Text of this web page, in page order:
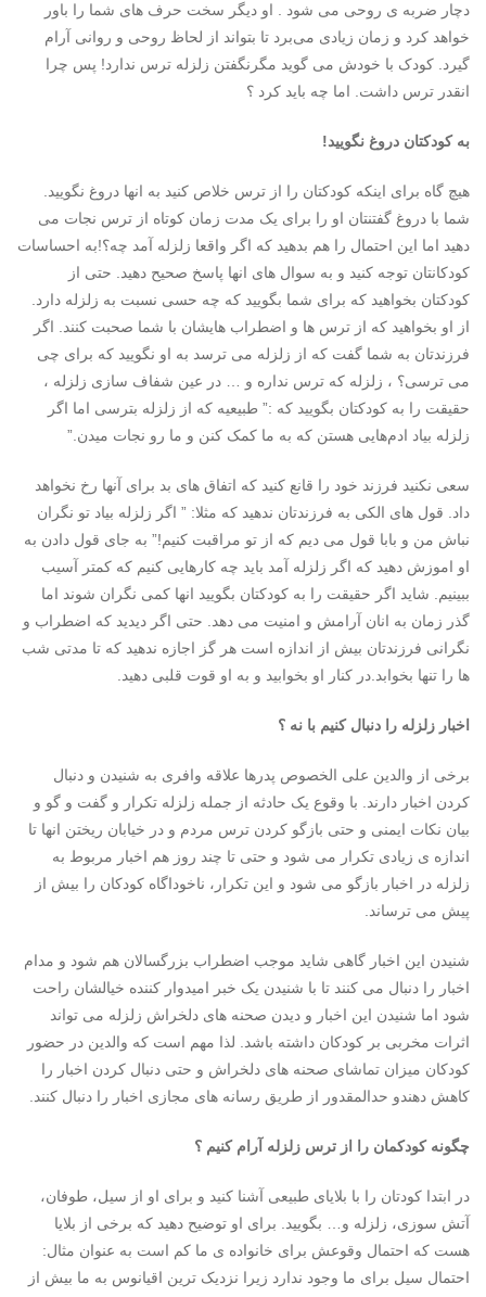
دچار ضربه ی روحی می شود . او دیگر سخت حرف های شما را باور
خواهد کرد و زمان زیادی می‌برد تا بتواند از لحاظ روحی و روانی آرام
گیرد. کودک با خودش می گوید مگرنگفتن زلزله ترس ندارد! پس چرا
انقدر ترس داشت. اما چه باید کرد ؟
به کودکتان دروغ نگویید!
هیچ گاه برای اینکه کودکتان را از ترس خلاص کنید به انها دروغ نگویید.
شما با دروغ گفتنتان او را برای یک مدت زمان کوتاه از ترس نجات می
دهید اما این احتمال را هم بدهید که اگر واقعا زلزله آمد چه؟!به احساسات
کودکانتان توجه کنید و به سوال های انها پاسخ صحیح دهید. حتی از
کودکتان بخواهید که برای شما بگویید که چه حسی نسبت به زلزله دارد.
از او بخواهید که از ترس ها و اضطراب هایشان با شما صحبت کنند. اگر
فرزندتان به شما گفت که از زلزله می ترسد به او نگویید که برای چی
می ترسی؟ ، زلزله که ترس نداره و … در عین شفاف سازی زلزله ،
حقیقت را به کودکتان بگویید که :” طبیعیه که از زلزله بترسی اما اگر
زلزله بیاد ادم‌هایی هستن که به ما کمک کنن و ما رو نجات میدن.”
سعی نکنید فرزند خود را قانع کنید که اتفاق های بد برای آنها رخ نخواهد
داد. قول های الکی به فرزندتان ندهید که مثلا: ” اگر زلزله بیاد تو نگران
نباش من و بابا قول می دیم که از تو مراقبت کنیم!” به جای قول دادن به
او اموزش دهید که اگر زلزله آمد باید چه کارهایی کنیم که کمتر آسیب
ببینیم. شاید اگر حقیقت را به کودکتان بگویید انها کمی نگران شوند اما
گذر زمان به انان آرامش و امنیت می دهد. حتی اگر دیدید که اضطراب و
نگرانی فرزندتان بیش از اندازه است هر گز اجازه ندهید که تا مدتی شب
ها را تنها بخوابد.در کنار او بخوابید و به او قوت قلبی دهید.
اخبار زلزله را دنبال کنیم با نه ؟
برخی از والدین علی الخصوص پدرها علاقه وافری به شنیدن و دنبال
کردن اخبار دارند. با وقوع یک حادثه از جمله زلزله تکرار و گفت و گو و
بیان نکات ایمنی و حتی بازگو کردن ترس مردم و در خیابان ریختن انها تا
اندازه ی زیادی تکرار می شود و حتی تا چند روز هم اخبار مربوط به
زلزله در اخبار بازگو می شود و این تکرار، ناخود‌اگاه کودکان را بیش از
پیش می ترساند.
شنیدن این اخبار گاهی شاید موجب اضطراب بزرگسالان هم شود و مدام
اخبار را دنبال می کنند تا با شنیدن یک خبر امیدوار کننده خیالشان راحت
شود اما شنیدن این اخبار و دیدن صحنه های دلخراش زلزله می تواند
اثرات مخربی بر کودکان داشته باشد. لذا مهم است که والدین در حضور
کودکان میزان تماشای صحنه های دلخراش و حتی دنبال کردن اخبار را
کاهش دهندو حدالمقدور از طریق رسانه های مجازی اخبار را دنبال کنند.
چگونه کودکمان را از ترس زلزله آرام کنیم ؟
در ابتدا کودتان را با بلایای طبیعی آشنا کنید و برای او از سیل، طوفان،
آتش سوزی، زلزله و… بگویید. برای او توضیح دهید که برخی از بلایا
هست که احتمال وقوعش برای خانواده ی ما کم است به عنوان مثال:
احتمال سیل برای ما وجود ندارد زیرا نزدیک ترین اقیانوس به ما بیش از